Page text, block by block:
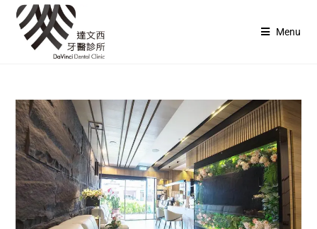
Menu